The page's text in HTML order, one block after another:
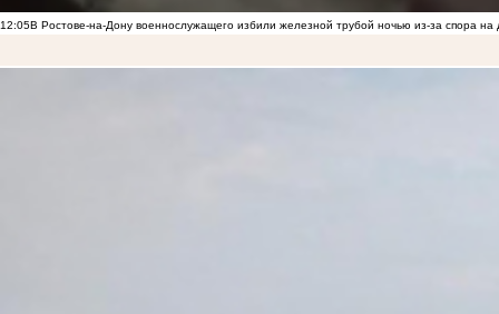
12:05В Ростове-на-Дону военнослужащего избили железной трубой ночью из-за спора на